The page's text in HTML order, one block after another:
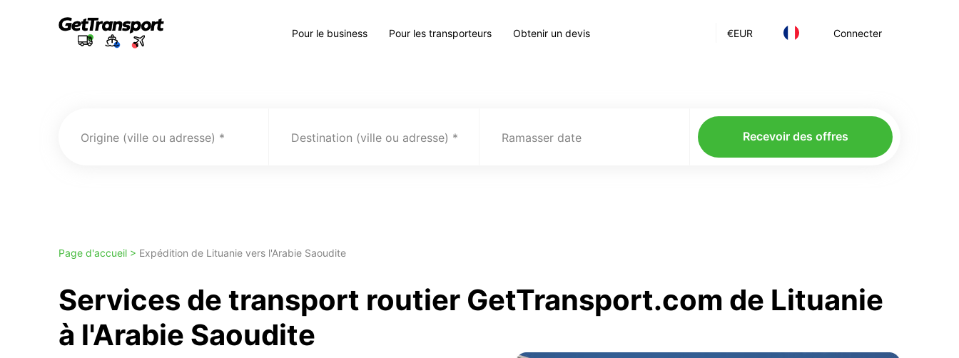
€EUR Connecter
Pour le business Pour les transporteurs Obtenir un devis
Origine (ville ou adresse) Destination (ville ou adresse) Ramasser date Recevoir des offres
Page d'accueil > Expédition de Lituanie vers l'Arabie Saoudite
Services de transport routier GetTransport.com de Lituanie
à l'Arabie Saoudite